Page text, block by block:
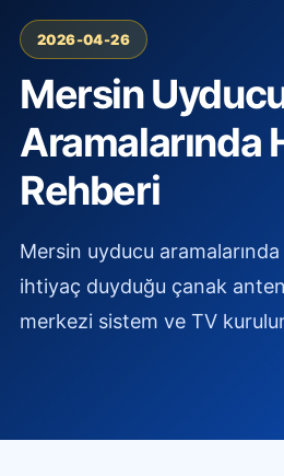
2026-04-26
Mersin
Aramalarında
Rehberi
Mersin uyducu aramalarında
ihtiyaç duyduğu çanak
merkezi sistem ve TV